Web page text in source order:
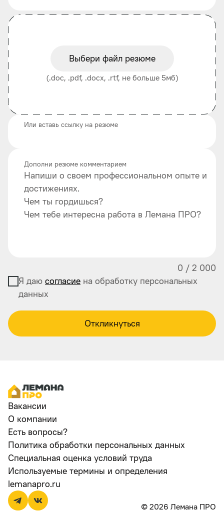
Выбери файл резюме
(.doc, .pdf, .docx, .rtf, не больше 5мб)
Или вставь ссылку на резюме
Напиши о своем профессиональном опыте и
достижениях.
Чем ты гордишься?
Чем тебе интересна работа в Лемана ПРО?
Дополни резюме комментарием
0 / 2 000
Я даю согласие на обработку персональных
данных
Откликнуться
Вакансии
О компании
Есть вопросы?
Политика обработки персональных данных
Специальная оценка условий труда
Используемые термины и определения
lemanapro.ru
© 2026 Лемана ПРО